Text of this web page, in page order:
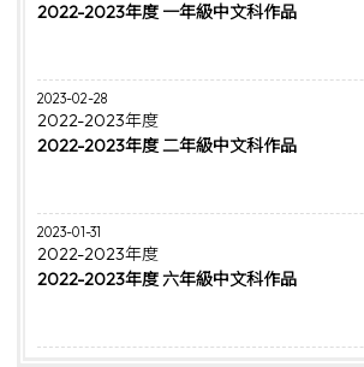
2022-2023年度 一年級中文科作品
2023-02-28
2022-2023年度
2022-2023年度 二年級中文科作品
2023-01-31
2022-2023年度
2022-2023年度 六年級中文科作品